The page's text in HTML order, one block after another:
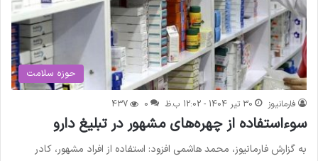
حوزه سلامت
فارمانیوز 30 تیر 1404 - 12:02 ب.ظ 0
437
سوءاستفاده از چهره‌های مشهور در تبلیغ دارو
به گزارش فارمانیوز، محمد هاشمی افزود: استفاده از افراد مشهور، کادر